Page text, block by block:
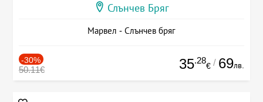
Слънчев Бряг
Марвел - Слънчев бряг
-30%
50.11€ 35.28
€ / 69лв.